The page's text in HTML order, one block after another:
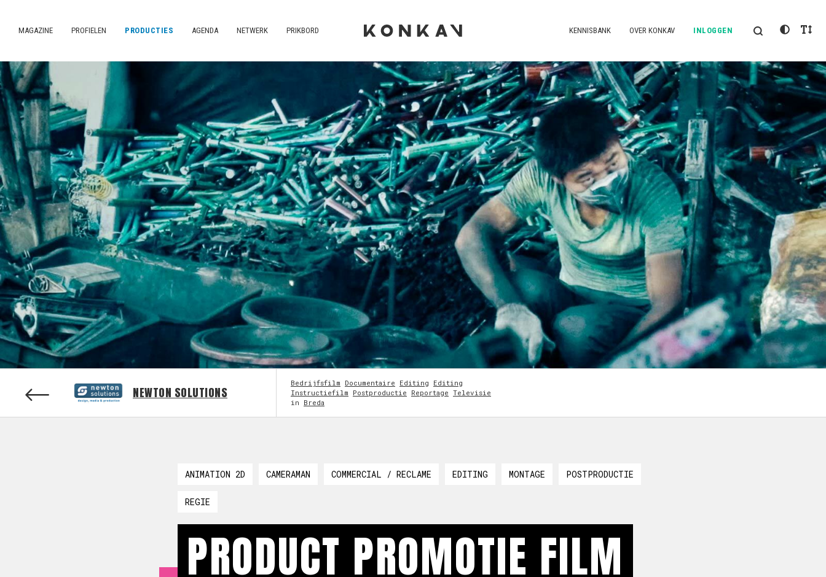
MAGAZINE PROFIELEN PRODUCTIES AGENDA NETWERK PRIKBORD KENNISBANK OVER KONKAV INLOGGEN
NEWTON SOLUTIONS
Bedrijfsfilm Documentaire Editing Editing
Instructiefilm Postproductie Reportage Televisie
in Breda
ANIMATION 2D CAMERAMAN COMMERCIAL / RECLAME EDITING MONTAGE POSTPRODUCTIE
REGIE
PRODUCT PROMOTIE FILM